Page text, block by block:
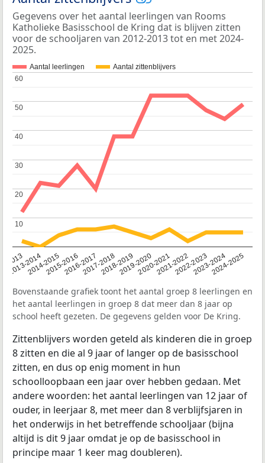
Gegevens over het aantal leerlingen van Rooms
Katholieke Basisschool de Kring dat is blijven zitten
voor de schooljaren van 2012-2013 tot en met 2024-
2025.
Aantal leerlingen Aantal zittenblijvers
2013
2013-2014
2014-20152015-20162016-20172017-20182018-20192019-20202020-20212021-20222022-20232023-20242024-2025
10
10
20
20
30
30
40
40
50
50
60
60
Bovenstaande grafiek toont het aantal groep 8 leerlingen en
het aantal leerlingen in groep 8 dat meer dan 8 jaar op
school heeft gezeten. De gegevens gelden voor De Kring.
Zittenblijvers worden geteld als kinderen die in groep
8 zitten en die al 9 jaar of langer op de basisschool
zitten, en dus op enig moment in hun
schoolloopbaan een jaar over hebben gedaan. Met
andere woorden: het aantal leerlingen van 12 jaar of
ouder, in leerjaar 8, met meer dan 8 verblijfsjaren in
het onderwijs in het betreffende schooljaar (bijna
altijd is dit 9 jaar omdat je op de basisschool in
principe maar 1 keer mag doubleren).